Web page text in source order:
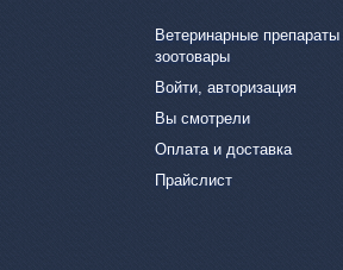
Ветеринарные препараты
зоотовары
Войти, авторизация
Вы смотрели
Оплата и доставка
Прайслист